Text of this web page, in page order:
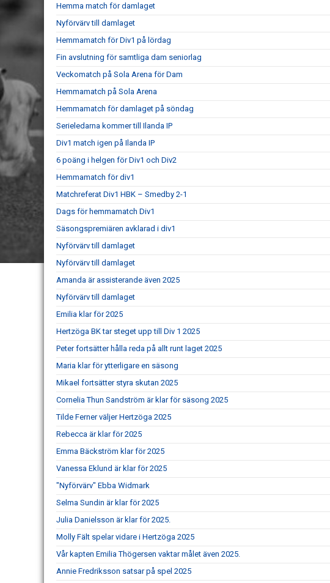
Hemma match för damlaget
Nyförvärv till damlaget
Hemmamatch för Div1 på lördag
Fin avslutning för samtliga dam seniorlag
Veckomatch på Sola Arena för Dam
Hemmamatch på Sola Arena
Hemmamatch för damlaget på söndag
Serieledarna kommer till Ilanda IP
Div1 match igen på Ilanda IP
6 poäng i helgen för Div1 och Div2
Hemmamatch för div1
Matchreferat Div1 HBK – Smedby 2-1
Dags för hemmamatch Div1
Säsongspremiären avklarad i div1
Nyförvärv till damlaget
Nyförvärv till damlaget
Amanda är assisterande även 2025
Nyförvärv till damlaget
Emilia klar för 2025
Hertzöga BK tar steget upp till Div 1 2025
Peter fortsätter hålla reda på allt runt laget 2025
Maria klar för ytterligare en säsong
Mikael fortsätter styra skutan 2025
Cornelia Thun Sandström är klar för säsong 2025
Tilde Ferner väljer Hertzöga 2025
Rebecca är klar för 2025
Emma Bäckström klar för 2025
Vanessa Eklund är klar för 2025
"Nyförvärv" Ebba Widmark
Selma Sundin är klar för 2025
Julia Danielsson är klar för 2025.
Molly Fält spelar vidare i Hertzöga 2025
Vår kapten Emilia Thögersen vaktar målet även 2025.
Annie Fredriksson satsar på spel 2025